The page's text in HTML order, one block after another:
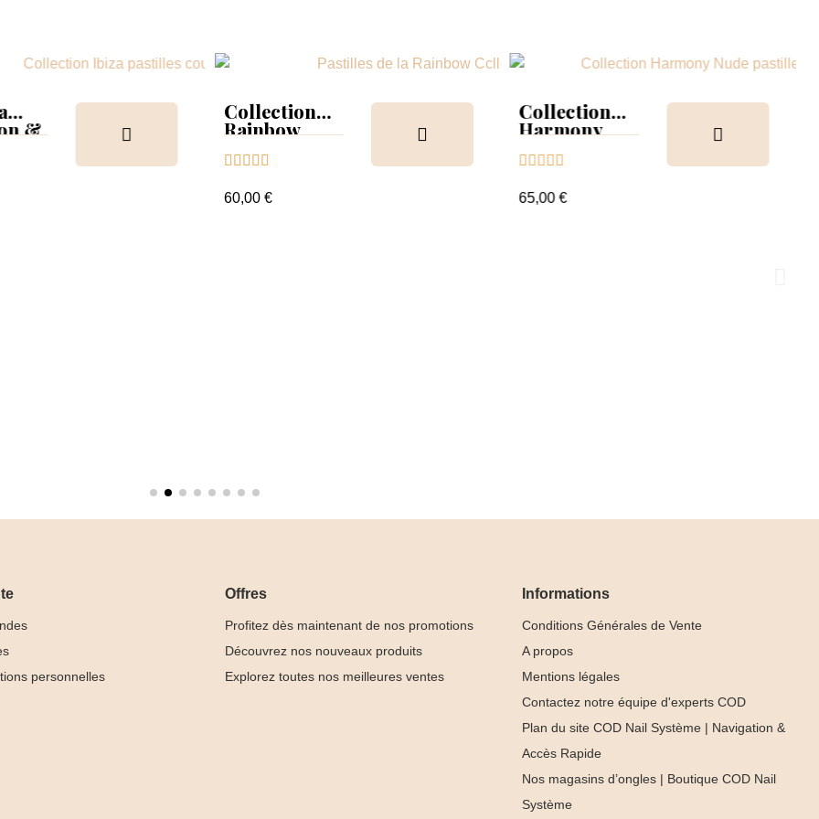
&
Collection
Rainbow
nuancier
    
60,00 €
Collection
Harmony
nuancier
    
65,00 €
personnelles
Offres
Profitez dès maintenant de nos promotions
Découvrez nos nouveaux produits
Explorez toutes nos meilleures ventes
Informations
Conditions Générales de Vente
A propos
Mentions légales
Contactez notre équipe d'experts COD
Plan du site COD Nail Système | Navigation &
Accès Rapide
Nos magasins d’ongles | Boutique COD Nail
Système